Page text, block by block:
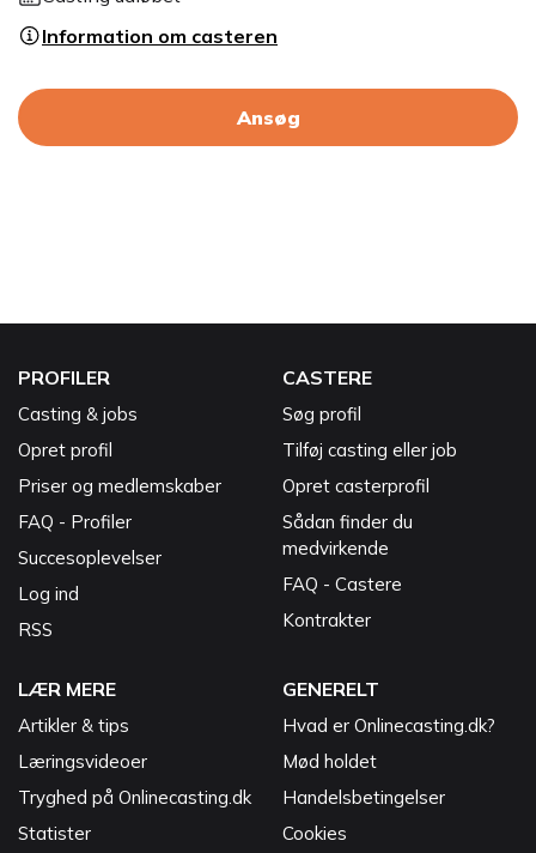
Information om casteren
Ansøg
PROFILER
Casting & jobs
Opret profil
Priser og medlemskaber
FAQ - Profiler
Succesoplevelser
Log ind
RSS
CASTERE
Søg profil
Tilføj casting eller job
Opret casterprofil
Sådan finder du
medvirkende
FAQ - Castere
Kontrakter
LÆR MERE
Artikler & tips
Læringsvideoer
Tryghed på Onlinecasting.dk
Statister
GENERELT
Hvad er Onlinecasting.dk?
Mød holdet
Handelsbetingelser
Cookies